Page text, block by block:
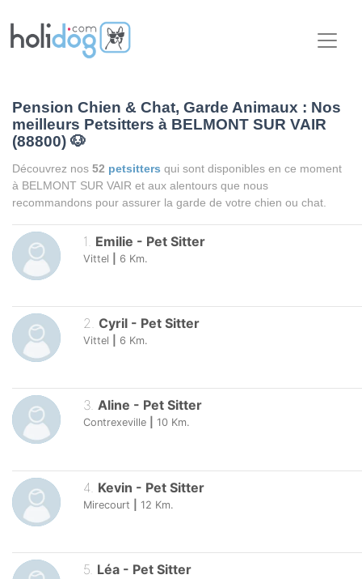
Pension Chien & Chat, Garde Animaux : Nos
meilleurs Petsitters à BELMONT SUR VAIR
(88800) 🐶
Découvrez nos 52 petsitters qui sont disponibles en ce moment
à BELMONT SUR VAIR et aux alentours que nous
recommandons pour assurer la garde de votre chien ou chat.
1. Emilie - Pet Sitter
Vittel 6 Km.
2. Cyril - Pet Sitter
Vittel 6 Km.
3. Aline - Pet Sitter
Contrexeville 10 Km.
4 Kevin - Pet Sitter
Mirecourt 12 Km.
5 Léa - Pet Sitter